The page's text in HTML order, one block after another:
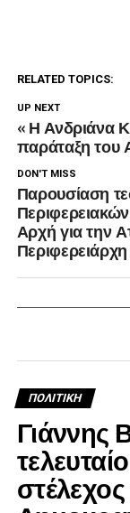
RELATED TOPICS:
UP NEXT
« Η Ανδριάνα
παράταξη του
DON'T MISS
Παρουσίαση
Αρχή για την
ΠΟΛΙΤΙΚΉ
Γιάννης